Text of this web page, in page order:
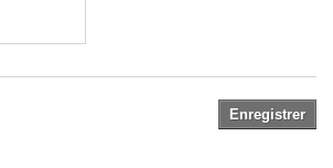
Enregistrer